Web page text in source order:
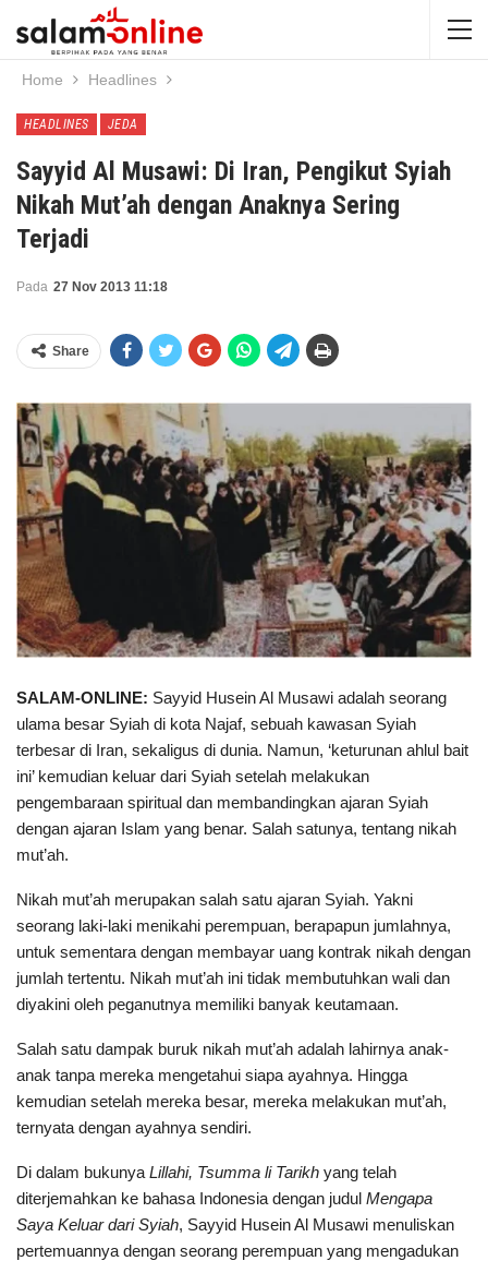
Home Headlines
HEADLINES JEDA
Sayyid Al Musawi: Di Iran, Pengikut Syiah
Nikah Mut’ah dengan Anaknya Sering
Terjadi
Pada 27 Nov 2013 11:18
Share
SALAM-ONLINE: Sayyid Husein Al Musawi adalah seorang
ulama besar Syiah di kota Najaf, sebuah kawasan Syiah
terbesar di Iran, sekaligus di dunia. Namun, ‘keturunan ahlul bait
ini’ kemudian keluar dari Syiah setelah melakukan
pengembaraan spiritual dan membandingkan ajaran Syiah
dengan ajaran Islam yang benar. Salah satunya, tentang nikah
mut’ah.
Nikah mut’ah merupakan salah satu ajaran Syiah. Yakni
seorang laki-laki menikahi perempuan, berapapun jumlahnya,
untuk sementara dengan membayar uang kontrak nikah dengan
jumlah tertentu. Nikah mut’ah ini tidak membutuhkan wali dan
diyakini oleh peganutnya memiliki banyak keutamaan.
Salah satu dampak buruk nikah mut’ah adalah lahirnya anak-
anak tanpa mereka mengetahui siapa ayahnya. Hingga
kemudian setelah mereka besar, mereka melakukan mut’ah,
ternyata dengan ayahnya sendiri.
Di dalam bukunya Lillahi, Tsumma li Tarikh yang telah
diterjemahkan ke bahasa Indonesia dengan judul Mengapa
Saya Keluar dari Syiah, Sayyid Husein Al Musawi menuliskan
pertemuannya dengan seorang perempuan yang mengadukan